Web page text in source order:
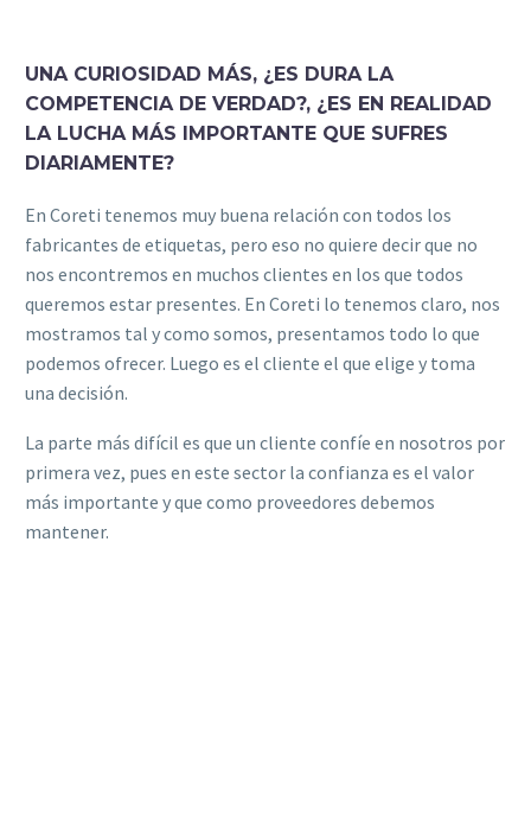
UNA CURIOSIDAD MÁS, ¿ES DURA LA
COMPETENCIA DE VERDAD?, ¿ES EN REALIDAD
LA LUCHA MÁS IMPORTANTE QUE SUFRES
DIARIAMENTE?
En Coreti tenemos muy buena relación con todos los
fabricantes de etiquetas, pero eso no quiere decir que no
nos encontremos en muchos clientes en los que todos
queremos estar presentes. En Coreti lo tenemos claro, nos
mostramos tal y como somos, presentamos todo lo que
podemos ofrecer. Luego es el cliente el que elige y toma
una decisión.
La parte más difícil es que un cliente confíe en nosotros por
primera vez, pues en este sector la confianza es el valor
más importante y que como proveedores debemos
mantener.